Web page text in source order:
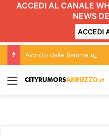
ACCEDI AL CANALE
NEWS
ACCEDI
Avvolto dalle fiamme
Menu